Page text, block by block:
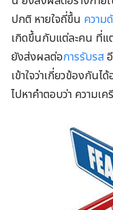
ปกติ หายใจถี่ขึ้น ความ
เกิดขึ้นกับแต่ละคน ที่แ
ยังส่งผลต่อการรับรส
เข้าใจว่าเกี่ยวข้องกัน
ไปหาคำตอบว่า ความเ